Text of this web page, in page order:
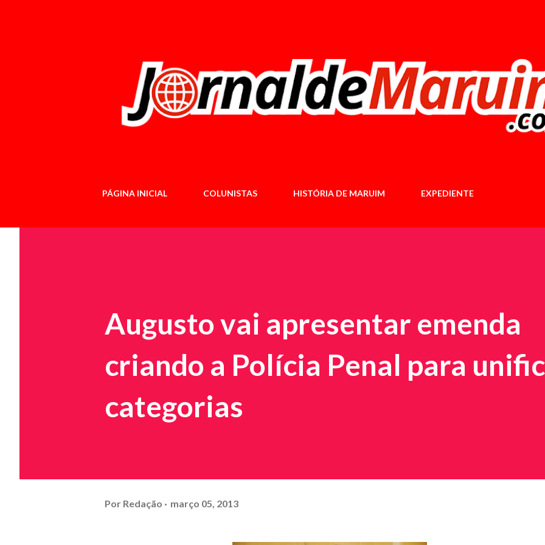
PÁGINA INICIAL COLUNISTAS HISTÓRIA DE MARUIM EXPEDIENTE
Augusto vai apresentar emenda
criando a Polícia Penal para
categorias
Por Redação março 05, 2013